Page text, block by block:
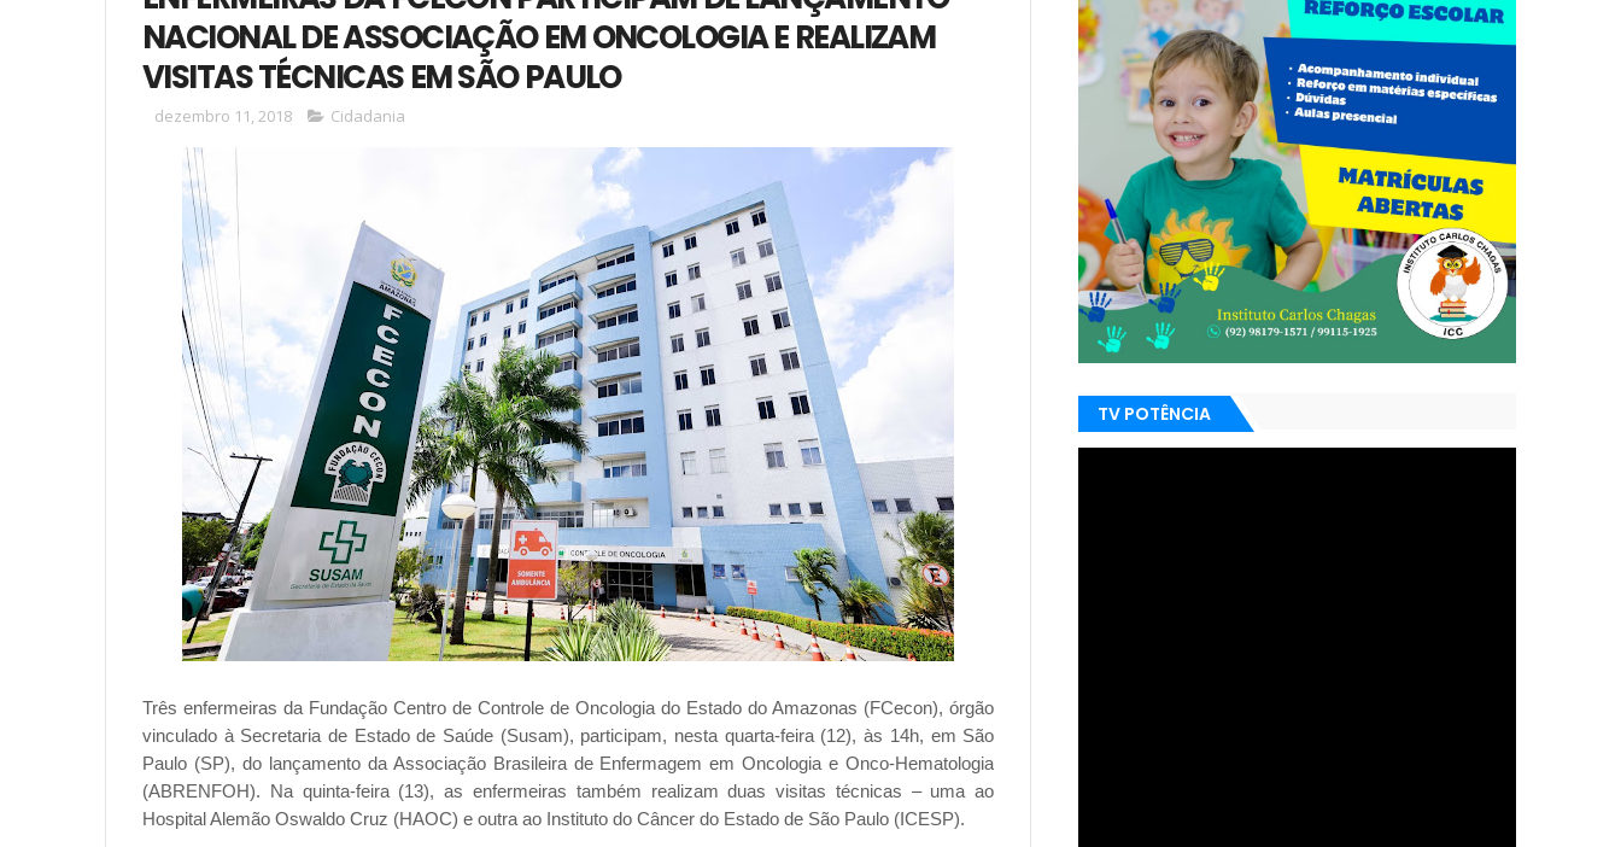
NACIONAL DE ASSOCIAÇÃO EM ONCOLOGIA E REALIZAM
VISITAS TÉCNICAS EM SÃO PAULO
dezembro 11, 2018 Cidadania
Três enfermeiras da Fundação Centro de Controle de Oncologia do Estado do Amazonas (FCecon), órgão
vinculado à Secretaria de Estado de Saúde (Susam), participam, nesta quarta-feira (12), às 14h, em São
Paulo (SP), do lançamento da Associação Brasileira de Enfermagem em Oncologia e Onco-Hematologia
(ABRENFOH). Na quinta-feira (13), as enfermeiras também realizam duas visitas técnicas – uma ao
Hospital Alemão Oswaldo Cruz (HAOC) e outra ao Instituto do Câncer do Estado de São Paulo (ICESP).
TV POTÊNCIA